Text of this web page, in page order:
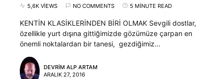
5,6K VIEWS NO COMMENTS 5 MINUTE READ
KENTİN KLASİKLERİNDEN BİRİ OLMAK Sevgili dostlar,
özellikle yurt dışına gittiğimizde gözümüze çarpan en
önemli noktalardan bir tanesi, gezdiğimiz…
DEVRIM ALP ARTAM
ARALIK 27, 2016